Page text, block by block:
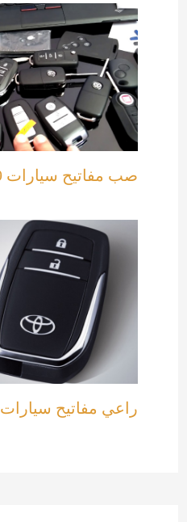
صب مفاتيح سيارات 92295349
راعي مفاتيح سيارات 92295349